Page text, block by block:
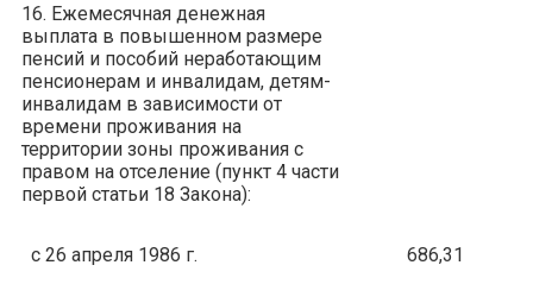
16. Ежемесячная денежная
выплата в повышенном размере
пенсий и пособий неработающим
пенсионерам и инвалидам, детям-
инвалидам в зависимости от
времени проживания на
территории зоны проживания с
правом на отселение (пункт 4 части
первой статьи 18 Закона):
с 26 апреля 1986 г. 686,31